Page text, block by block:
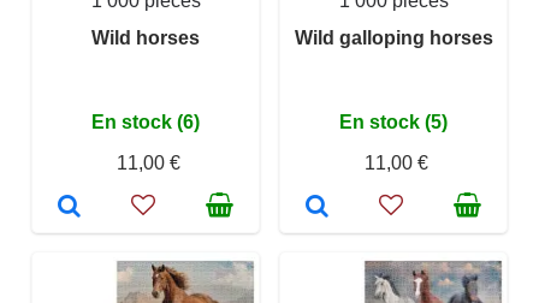
Wild horses
En stock (6)
11,00 €
Wild galloping horses
En stock (5)
11,00 €